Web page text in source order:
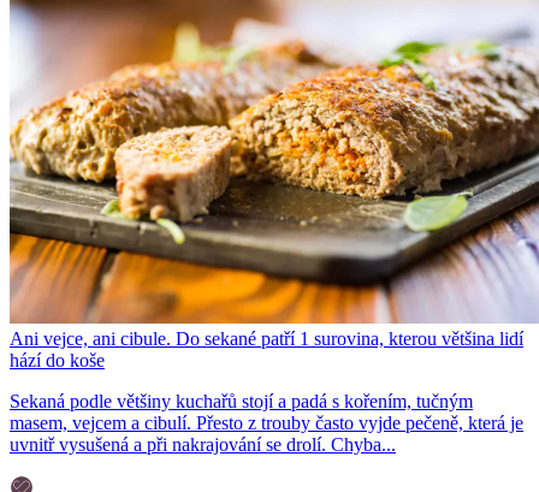
Ani vejce, ani cibule. Do sekané patří 1 surovina, kterou většina lidí
hází do koše
Sekaná podle většiny kuchařů stojí a padá s kořením, tučným
masem, vejcem a cibulí. Přesto z trouby často vyjde pečeně, která je
uvnitř vysušená a při nakrajování se drolí. Chyba...